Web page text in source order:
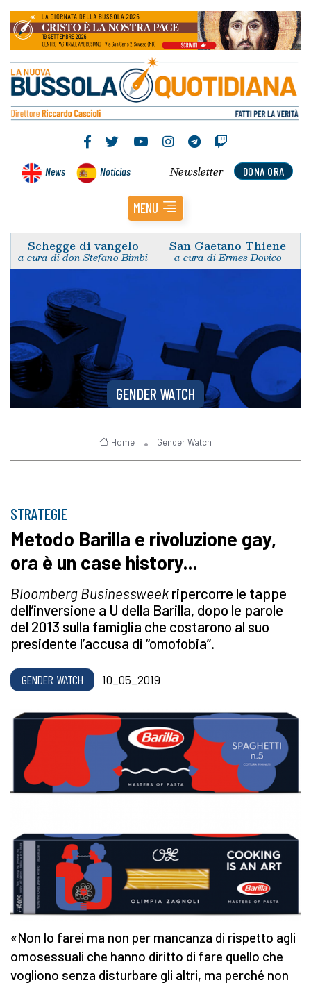
News Noticias DONA ORA
Newsletter
MENU
Schegge di vangelo
a cura di don Stefano Bimbi
San Gaetano Thiene
a cura di Ermes Dovico
GENDER WATCH
Home Gender Watch
STRATEGIE
Metodo Barilla e rivoluzione gay,
ora è un case history...
Bloomberg Businessweek ripercorre le tappe
dell’inversione a U della Barilla, dopo le parole
del 2013 sulla famiglia che costarono al suo
presidente l’accusa di “omofobia”.
GENDER WATCH 10_05_2019
«Non lo farei ma non per mancanza di rispetto agli
omosessuali che hanno diritto di fare quello che
vogliono senza disturbare gli altri, ma perché non